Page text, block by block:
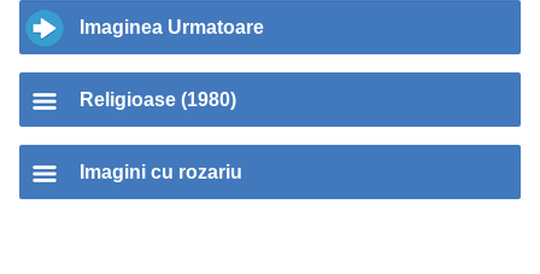
Imaginea Urmatoare
Religioase (1980)
Imagini cu rozariu